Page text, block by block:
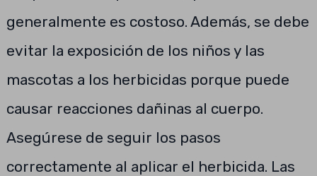
generalmente es costoso. Además, se debe
evitar la exposición de los niños y las
mascotas a los herbicidas porque puede
causar reacciones dañinas al cuerpo.
Asegúrese de seguir los pasos
correctamente al aplicar el herbicida. Las